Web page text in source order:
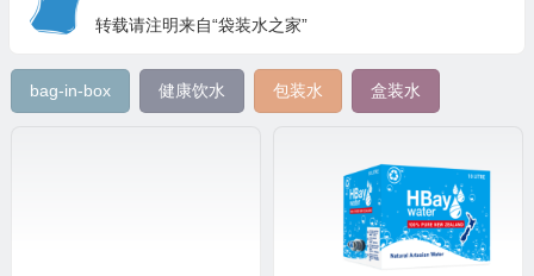
转载请注明来自“袋装水之家”
bag-in-box 健康饮水 包装水 盒装水